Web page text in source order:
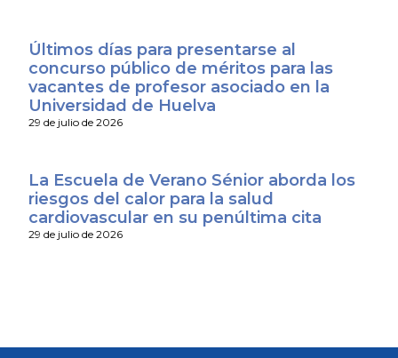
Últimos días para presentarse al
concurso público de méritos para las
vacantes de profesor asociado en la
Universidad de Huelva
29 de julio de 2026
La Escuela de Verano Sénior aborda los
riesgos del calor para la salud
cardiovascular en su penúltima cita
29 de julio de 2026